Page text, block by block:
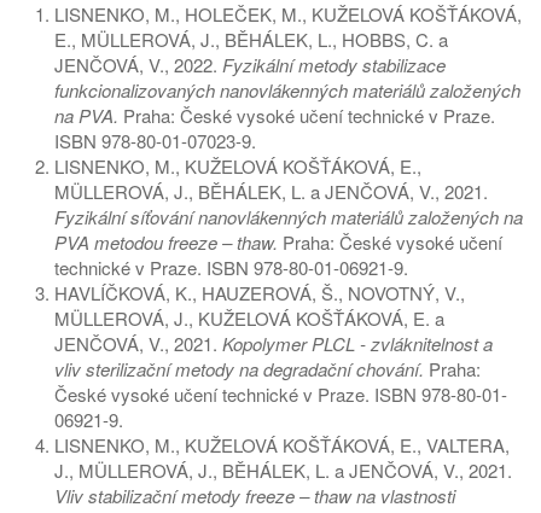
LISNENKO, M., HOLEČEK, M., KUŽELOVÁ KOŠŤÁKOVÁ,
E., MÜLLEROVÁ, J., BĚHÁLEK, L., HOBBS, C. a
JENČOVÁ, V., 2022. Fyzikální metody stabilizace
funkcionalizovaných nanovlákenných materiálů založených
na PVA. Praha: České vysoké učení technické v Praze.
ISBN 978-80-01-07023-9.
LISNENKO, M., KUŽELOVÁ KOŠŤÁKOVÁ, E.,
MÜLLEROVÁ, J., BĚHÁLEK, L. a JENČOVÁ, V., 2021.
Fyzikální síťování nanovlákenných materiálů založených na
PVA metodou freeze – thaw. Praha: České vysoké učení
technické v Praze. ISBN 978-80-01-06921-9.
HAVLÍČKOVÁ, K., HAUZEROVÁ, Š., NOVOTNÝ, V.,
MÜLLEROVÁ, J., KUŽELOVÁ KOŠŤÁKOVÁ, E. a
JENČOVÁ, V., 2021. Kopolymer PLCL - zvláknitelnost a
vliv sterilizační metody na degradační chování. Praha:
České vysoké učení technické v Praze. ISBN 978-80-01-
06921-9.
LISNENKO, M., KUŽELOVÁ KOŠŤÁKOVÁ, E., VALTERA,
J., MÜLLEROVÁ, J., BĚHÁLEK, L. a JENČOVÁ, V., 2021.
Vliv stabilizační metody freeze – thaw na vlastnosti